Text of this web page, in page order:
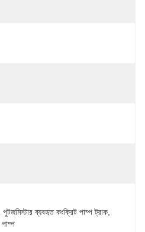
পুটজমিস্টার ব্যবহৃত কংক্রিট পাম্প ট্রাক